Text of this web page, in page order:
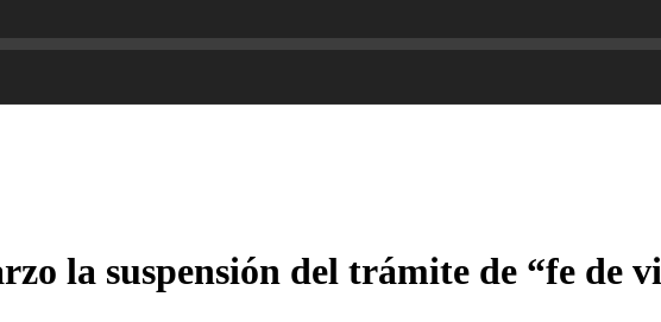
la suspensión del trámite de “fe de